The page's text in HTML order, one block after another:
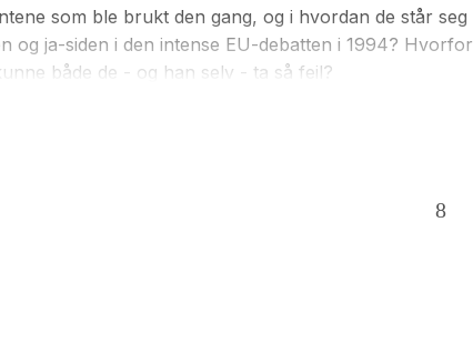
som ble brukt den gang, og i hvordan de står seg
og ja-siden i den intense EU-debatten i 1994? Hvorfor
både de - og han selv - ta så feil?
sterke følelser - og om det fortsatt er slik i dag.
svar på hvorfor han selv skiftet syn. Kjetil (56)
ut hva som skjedde - og argumenterer for hvorfor
debatt.